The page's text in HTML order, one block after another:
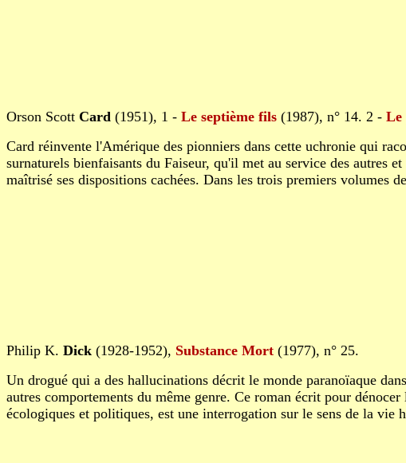
Orson Scott Card (1951), 1 - Le septième fils (1987), n° 14. 2 - Le
Card réinvente l'Amérique des pionniers dans cette uchronie qui
surnaturels bienfaisants du Faiseur, qu'il met au service des autres
maîtrisé ses dispositions cachées. Dans les trois premiers volumes
Philip K. Dick (1928-1952), Substance Mort (1977), n° 25.
Un drogué qui a des hallucinations décrit le monde paranoïaque
autres comportements du même genre. Ce roman écrit pour
écologiques et politiques, est une interrogation sur le sens de la vie